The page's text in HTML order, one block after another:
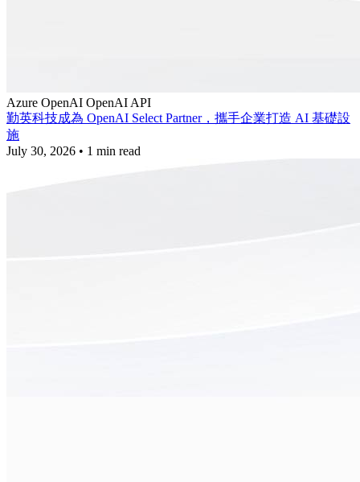
Azure OpenAI OpenAI API
勤英科技成為 OpenAI Select Partner，攜手企業打造 AI 基礎設
施
July 30, 2026 • 1 min read